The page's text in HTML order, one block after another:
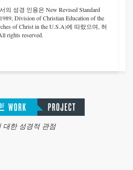
의 성경 인용은 New Revised Standard
Division of Christian Education of the
of Christ in the U.S.A)에 따랐으며, 허
rights reserved.
대한 성경적 관점